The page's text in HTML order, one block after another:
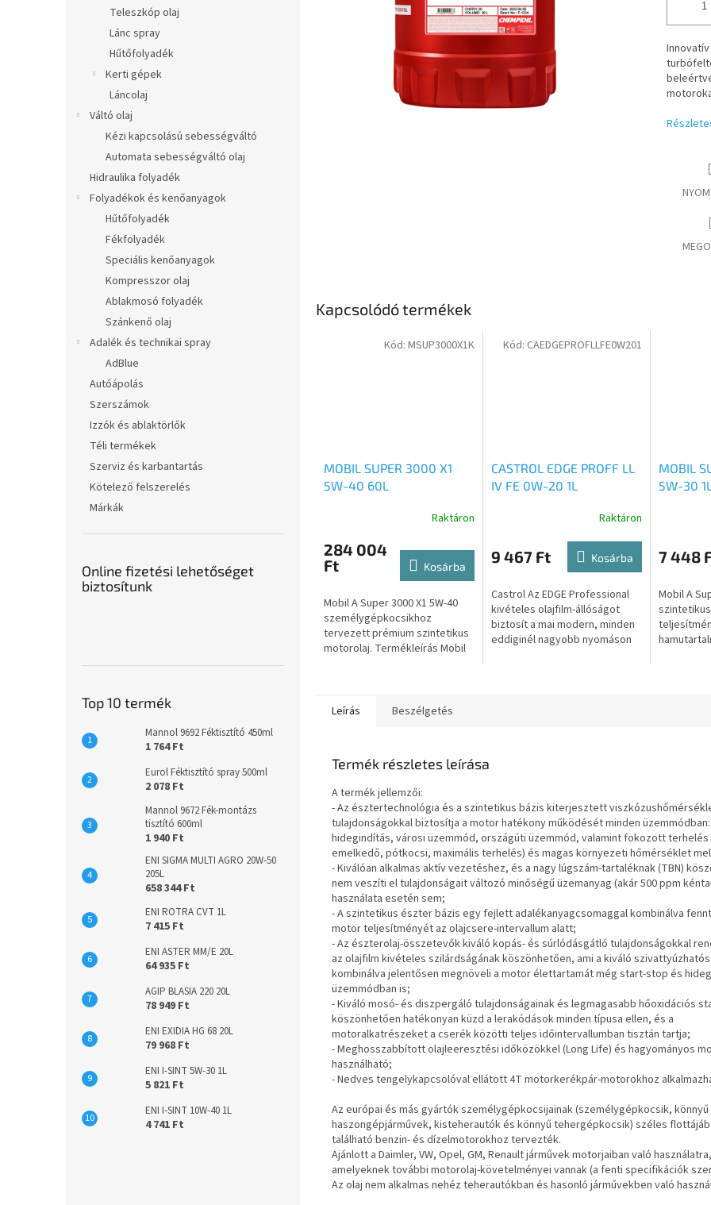
Teleszkóp olaj
Lánc spray
Hűtőfolyadék
Kerti gépek
Láncolaj
Váltó olaj
Kézi kapcsolású sebességváltó
Automata sebességváltó olaj
Hidraulika folyadék
Folyadékok és kenőanyagok
Hűtőfolyadék
Fékfolyadék
Speciális kenőanyagok
Kompresszor olaj
Ablakmosó folyadék
Szánkenő olaj
Adalék és technikai spray
AdBlue
Autóápolás
Szerszámok
Izzók és ablaktörlők
Téli termékek
Szerviz és karbantartás
Kötelező felszerelés
Márkák
Online fizetési lehetőséget
biztosítunk
Top 10 termék
Mannol 9692 Féktisztító 450ml
1 764 Ft
Eurol Féktisztító spray 500ml
2 078 Ft
Mannol 9672 Fék-montázs
tisztító 600ml
1 940 Ft
ENI SIGMA MULTI AGRO 20W-50
205L
658 344 Ft
ENI ROTRA CVT 1L
7 415 Ft
ENI ASTER MM/E 20L
64 935 Ft
AGIP BLASIA 220 20L
78 949 Ft
ENI EXIDIA HG 68 20L
79 968 Ft
ENI I-SINT 5W-30 1L
5 821 Ft
ENI I-SINT 10W-40 1L
4 741 Ft
Kapcsolódó termékek
MOBIL SUPER 3000 X1
5W-40 60L
Raktáron
284 004
Ft
Kosárba
Mobil A Super 3000 X1 5W-40
személygépkocsikhoz
tervezett prémium szintetikus
motorolaj. Termékleírás Mobil
Kód: MSUP3000X1K
CASTROL EDGE PROFF LL
IV FE 0W-20 1L
Raktáron
9 467 Ft Kosárba
Castrol Az EDGE Professional
kivételes olajfilm-állóságot
biztosít a mai modern, minden
eddiginél nagyobb nyomáson
Kód: CAEDGEPROFLLFE0W201
MOBIL
5W-30
7 448
Mobil A
Leírás Beszélgetés
Termék részletes leírása
A termék jellemzői:
- Az észtertechnológia és a szintetikus bázis kiterjesztett
tulajdonságokkal biztosítja a motor hatékony működését minden üzemmódban:
hidegindítás, városi üzemmód, országúti üzemmód, valamint fokozott
emelkedő, pótkocsi, maximális terhelés) és magas környezeti hőmérséklet
- Kiválóan alkalmas aktív vezetéshez, és a nagy lúgszám-tartaléknak (TBN)
nem veszíti el tulajdonságait változó minőségű üzemanyag (akár 500 ppm
használata esetén sem;
- A szintetikus észter bázis egy fejlett adalékanyagcsomaggal kombinálva
motor teljesítményét az olajcsere-intervallum alatt;
- Az észterolaj-összetevők kiváló kopás- és súrlódásgátló tulajdonságokkal
az olajfilm kivételes szilárdságának köszönhetően, ami a kiváló
kombinálva jelentősen megnöveli a motor élettartamát még start-stop és
üzemmódban is;
- Kiváló mosó- és diszpergáló tulajdonságainak és legmagasabb hőoxidációs
köszönhetően hatékonyan küzd a lerakódások minden típusa ellen, és a
motoralkatrészeket a cserék közötti teljes időintervallumban tisztán tartja;
- Meghosszabbított olajleeresztési időközökkel (Long Life) és hagyományos
használható;
- Nedves tengelykapcsolóval ellátott 4T motorkerékpár-motorokhoz
Az európai és más gyártók személygépkocsijainak (személygépkocsik, könnyű
haszongépjárművek, kisteherautók és könnyű tehergépkocsik) széles
található benzin- és dízelmotorokhoz tervezték.
Ajánlott a Daimler, VW, Opel, GM, Renault járművek motorjaiban való használatra,
amelyeknek további motorolaj-követelményei vannak (a fenti specifikációk
Az olaj nem alkalmas nehéz teherautókban és hasonló járművekben való